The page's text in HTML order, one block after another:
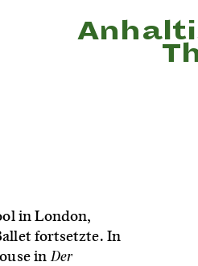
in London,
fortsetzte. In
inDer